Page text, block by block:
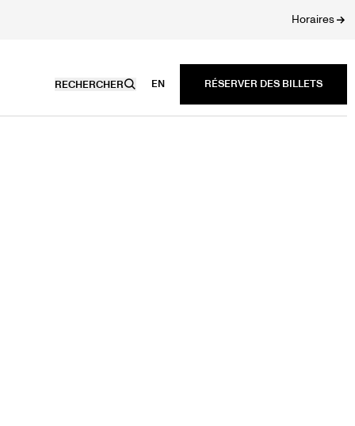
Horaires
RECHERCHER EN